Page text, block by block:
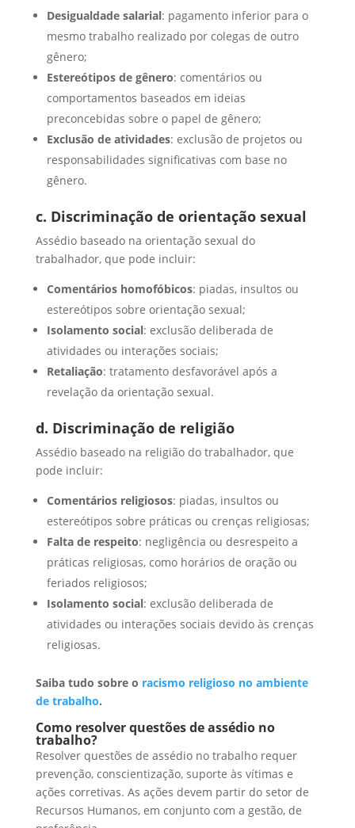
Desigualdade salarial: pagamento inferior para o
mesmo trabalho realizado por colegas de outro
gênero;
Estereótipos de gênero: comentários ou
comportamentos baseados em ideias
preconcebidas sobre o papel de gênero;
Exclusão de atividades: exclusão de projetos ou
responsabilidades significativas com base no
gênero.
c. Discriminação de orientação sexual
Assédio baseado na orientação sexual do
trabalhador, que pode incluir:
Comentários homofóbicos: piadas, insultos ou
estereótipos sobre orientação sexual;
Isolamento social: exclusão deliberada de
atividades ou interações sociais;
Retaliação: tratamento desfavorável após a
revelação da orientação sexual.
d. Discriminação de religião
Assédio baseado na religião do trabalhador, que
pode incluir:
Comentários religiosos: piadas, insultos ou
estereótipos sobre práticas ou crenças religiosas;
Falta de respeito: negligência ou desrespeito a
práticas religiosas, como horários de oração ou
feriados religiosos;
Isolamento social: exclusão deliberada de
atividades ou interações sociais devido às crenças
religiosas.
Saiba tudo sobre o racismo religioso no ambiente
de trabalho.
Como resolver questões de assédio no
trabalho?
Resolver questões de assédio no trabalho requer
prevenção, conscientização, suporte às vítimas e
ações corretivas. As ações devem partir do setor de
Recursos Humanos, em conjunto com a gestão, de